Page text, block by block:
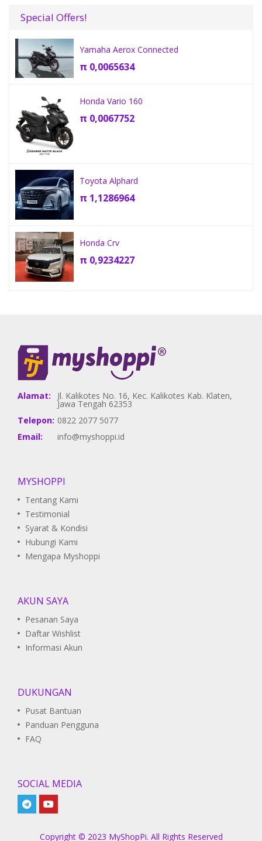
Special Offers!
Yamaha Aerox Connected
π 0,0065634
Honda Vario 160
π 0,0067752
Toyota Alphard
π 1,1286964
Honda Crv
π 0,9234227
Alamat: Jl. Kalikotes No. 16, Kec. Kalikotes Kab. Klaten,
Jawa Tengah 62353
Telepon: 0822 2077 5077
Email:
info@myshoppi.id
MYSHOPPI
Tentang Kami
Testimonial
Syarat & Kondisi
Hubungi Kami
Mengapa Myshoppi
AKUN SAYA
Pesanan Saya
Daftar Wishlist
Informasi Akun
DUKUNGAN
Pusat Bantuan
Panduan Pengguna
FAQ
SOCIAL MEDIA
Copyright © 2023 MyShopPi. All Rights Reserved